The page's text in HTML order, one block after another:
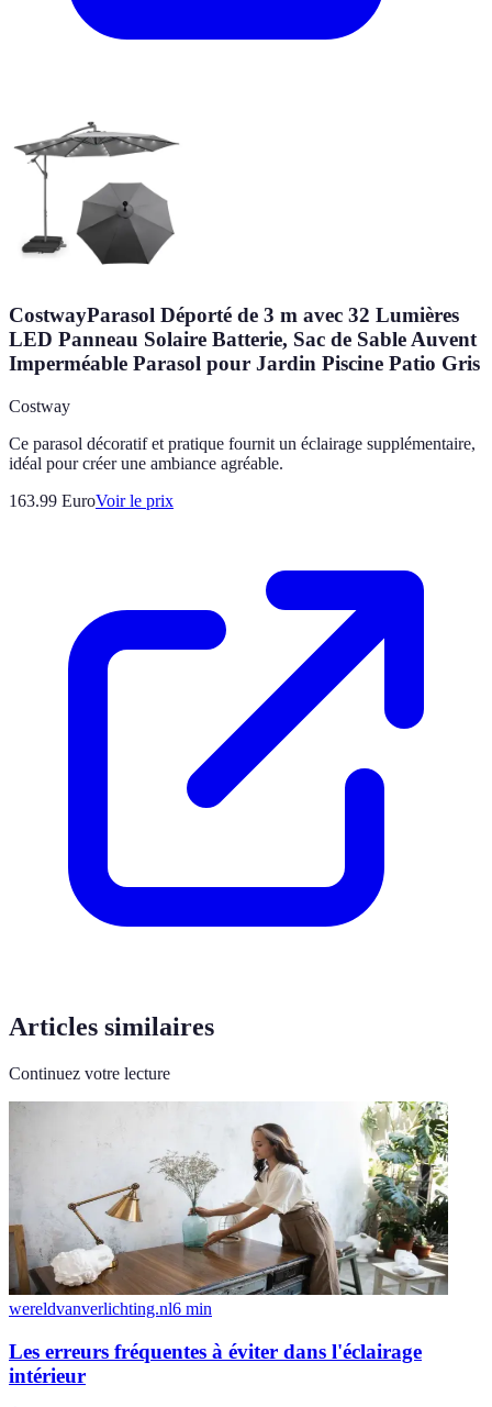
CostwayParasol Déporté de 3 m avec 32 Lumières
LED Panneau Solaire Batterie, Sac de Sable Auvent
Imperméable Parasol pour Jardin Piscine Patio Gris
Costway
Ce parasol décoratif et pratique fournit un éclairage supplémentaire,
idéal pour créer une ambiance agréable.
163.99 EuroVoir le prix
Articles similaires
Continuez votre lecture
wereldvanverlichting.nl6 min
Les erreurs fréquentes à éviter dans l'éclairage
intérieur